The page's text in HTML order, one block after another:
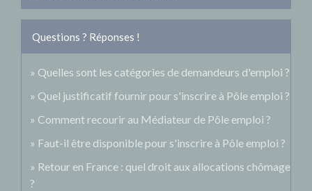
Questions ? Réponses !
Quelles sont les catégories de demandeurs d'emploi ?
Quel justificatif fournir pour s'inscrire à Pôle emploi ?
Comment recourir au Médiateur de Pôle emploi ?
Faut-il être disponible pour s'inscrire à Pôle emploi ?
Retour en France : quel droit aux allocations chômage
?